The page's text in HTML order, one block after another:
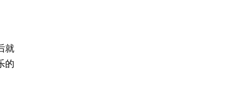
就
的